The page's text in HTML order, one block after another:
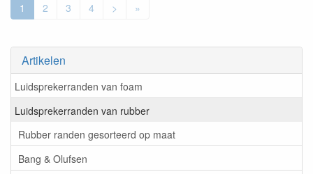
Artikelen
Luidsprekerranden van foam
Luidsprekerranden van rubber
Rubber randen gesorteerd op maat
Bang & Olufsen
1 2 3 4 > »